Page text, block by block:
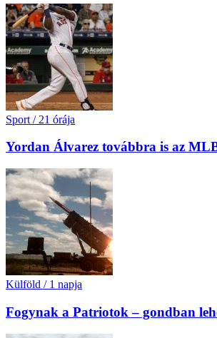
Sport / 21 órája
Yordan Álvarez továbbra is az
Külföld / 1 napja
Fogynak a Patriotok – gondban